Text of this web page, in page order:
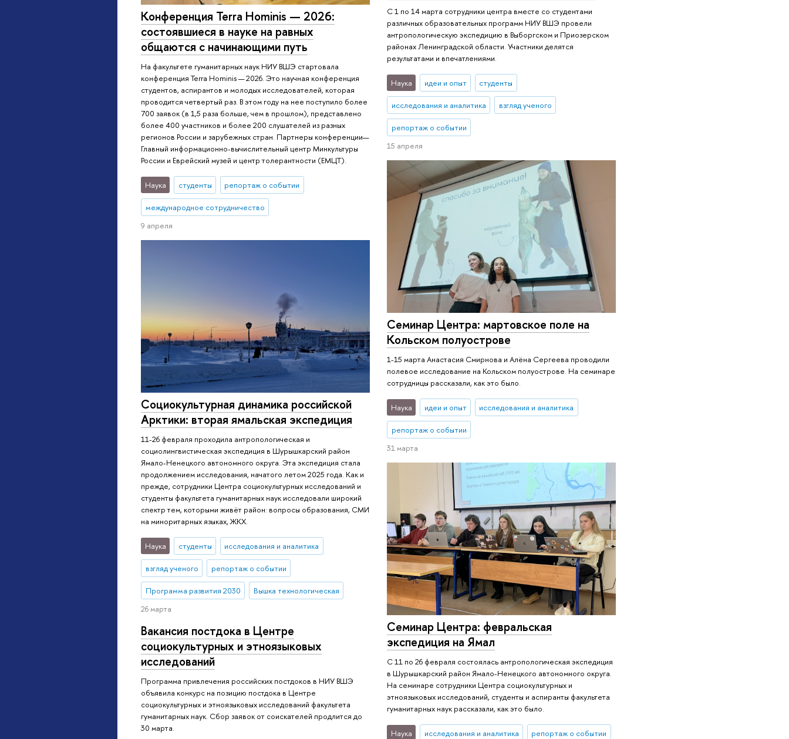
С 1 по 14 марта сотрудники центра вместе со студентами
различных образовательных программ НИУ ВШЭ провели
антропологическую экспедицию в Выборгском и Приозерском
районах Ленинградской области. Участники делятся
результатами и впечатлениями.
Наука идеи и опыт студенты
исследования и аналитика взгляд ученого
репортаж о событии
15 апреля
Конференция Terra Hominis — 2026:
состоявшиеся в науке на равных
общаются с начинающими путь
На факультете гуманитарных наук НИУ ВШЭ стартовала
конференция Terra Hominis — 2026. Это научная конференция
студентов, аспирантов и молодых исследователей, которая
проводится четвертый раз. В этом году на нее поступило более
700 заявок (в 1,5 раза больше, чем в прошлом), представлено
более 400 участников и более 200 слушателей из разных
регионов России и зарубежных стран. Партнеры конференции—
Главный информационно-вычислительный центр Минкультуры
России и Еврейский музей и центр толерантности (ЕМЦТ).
Наука студенты репортаж о событии
международное сотрудничество
9 апреля
Семинар Центра: мартовское поле на
Кольском полуострове
1-15 марта Анастасия Смирнова и Алёна Сергеева проводили
полевое исследование на Кольском полуострове. На семинаре
сотрудницы рассказали, как это было.
Наука идеи и опыт исследования и аналитика
репортаж о событии
31 марта
Социокультурная динамика российской
Арктики: вторая ямальская экспедиция
11-26 февраля проходила антропологическая и
социолингвистическая экспедиция в Шурышкарский район
Ямало-Ненецкого автономного округа. Эта экспедиция стала
продолжением исследования, начатого летом 2025 года. Как и
прежде, сотрудники Центра социокультурных исследований и
студенты факультета гуманитарных наук исследовали широкий
спектр тем, которыми живёт район: вопросы образования, СМИ
на миноритарных языках, ЖКХ.
Наука студенты исследования и аналитика
взгляд ученого репортаж о событии
Программа развития 2030
Вышка технологическая
26 марта
Семинар Центра: февральская
экспедиция на Ямал
С 11 по 26 февраля состоялась антропологическая экспедиция
в Шурышкарский район Ямало-Ненецкого автономного округа.
На семинаре сотрудники Центра социокультурных и
этноязыковых исследований, студенты и аспиранты факультета
гуманитарных наук рассказали, как это было.
Наука исследования и аналитика репортаж о событии
Вакансия постдока в Центре
социокультурных и этноязыковых
исследований
Программа привлечения российских постдоков в НИУ ВШЭ
объявила конкурс на позицию постдока в Центре
социокультурных и этноязыковых исследований факультета
гуманитарных наук. Сбор заявок от соискателей продлится до
30 марта.